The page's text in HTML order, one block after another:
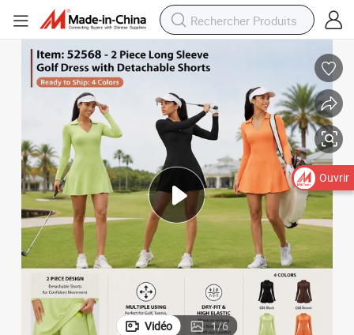
à col en V pour femmes, robe de sport à manches longues avec
Meilleures ventes de tenues de sport essentielles, jolies robes de golf et
Vidéo 1/6
Ouvrir